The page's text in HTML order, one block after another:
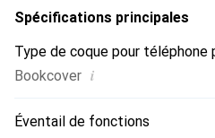
Spécifications principales
Type de coque pour téléphone
Bookcover i
Éventail de fonctions